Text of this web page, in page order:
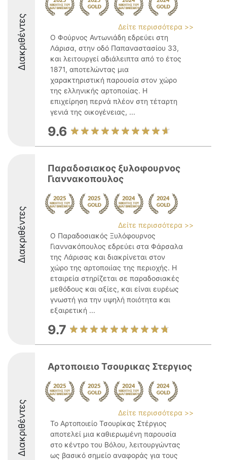
Διακριθέντες
Δείτε περισσότερα >>
Ο Φούρνος Αντωνιάδη εδρεύει στη
Λάρισα, στην οδό Παπαναστασίου 33,
και λειτουργεί αδιάλειπτα από το έτος
1871, αποτελώντας μια
χαρακτηριστική παρουσία στον χώρο
της ελληνικής αρτοποιίας. Η
επιχείρηση περνά πλέον στη τέταρτη
γενιά της οικογένειας, ...
9.6
Διακριθέντες
Παραδοσιακος ξυλοφουρνος
Γιαννακοπουλος
Δείτε περισσότερα >>
Ο Παραδοσιακός Ξυλόφουρνος
Γιαννακόπουλος εδρεύει στα Φάρσαλα
της Λάρισας και διακρίνεται στον
χώρο της αρτοποιίας της περιοχής. Η
εταιρεία στηρίζεται σε παραδοσιακές
μεθόδους και αξίες, και είναι ευρέως
γνωστή για την υψηλή ποιότητα και
εξαιρετική ...
9.7
Διακριθέντες
Αρτοποιειο Τσουρικας Στεργιος
Δείτε περισσότερα >>
Το Αρτοποιείο Τσουρίκας Στέργιος
αποτελεί μια καθιερωμένη παρουσία
στο κέντρο του Βόλου, λειτουργώντας
ως βασικό σημείο αναφοράς για τους